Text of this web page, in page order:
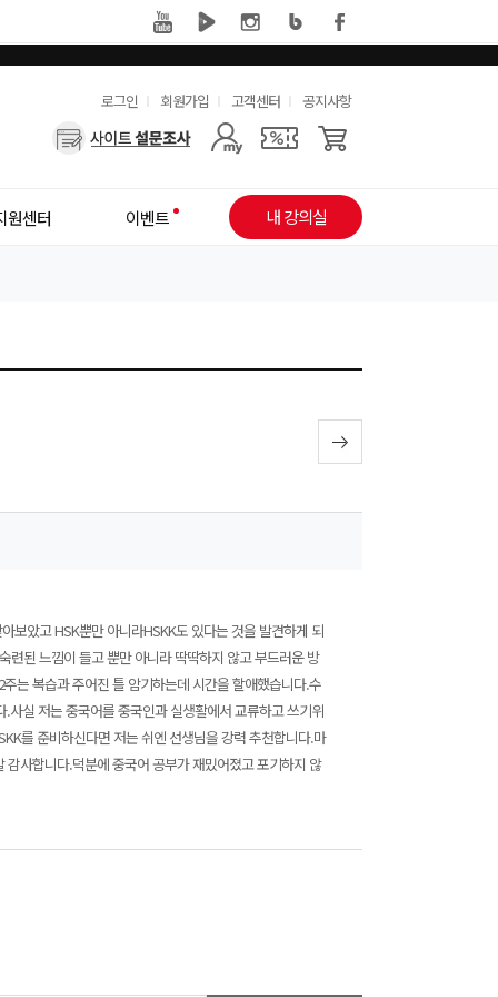
유
용
로그인 회원가입 고객센터 공지사항
사
원센터 이벤트 내 강의실
보았고 HSK뿐만 아니라HSKK도 있다는 것을 발견하게 되
된 느낌이 들고 뿐만 아니라 딱딱하지 않고 부드러운 방
는 복습과 주어진 틀 암기하는데 시간을 할애했습니다.수
실 저는 중국어를 중국인과 실생활에서 교류하고 쓰기위
를 준비하신다면 저는 쉬엔 선생님을 강력 추천합니다.마
사합니다.덕분에 중국어 공부가 재밌어졌고 포기하지 않